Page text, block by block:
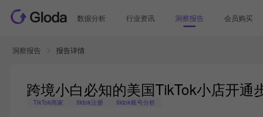
数据分析 行业资讯 洞察报告 会员购买
洞察报告 报告详情
跨境小白必知的美国TikTok小店开通
TikTok商家 tiktok注册 tiktok账号分析